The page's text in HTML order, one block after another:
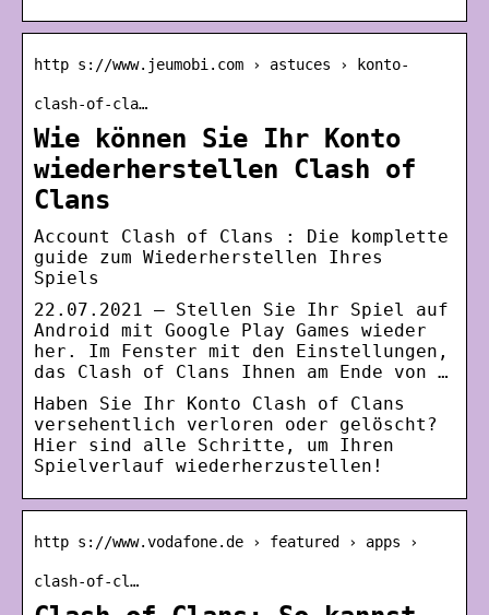
http s://www.jeumobi.com › astuces › konto-
clash-of-cla…
Wie können Sie Ihr Konto
wiederherstellen Clash of
Clans
Account Clash of Clans : Die komplette
guide zum Wiederherstellen Ihres
Spiels
22.07.2021 — Stellen Sie Ihr Spiel auf
Android mit Google Play Games wieder
her. Im Fenster mit den Einstellungen,
das Clash of Clans Ihnen am Ende von …
Haben Sie Ihr Konto Clash of Clans
versehentlich verloren oder gelöscht?
Hier sind alle Schritte, um Ihren
Spielverlauf wiederherzustellen!
http s://www.vodafone.de › featured › apps ›
clash-of-cl…